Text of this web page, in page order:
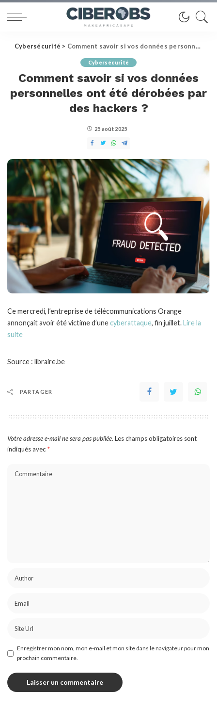
Cybersécurité > Comment savoir si vos données personnelles ont été dérobées par des hackers ?
Cybersécurité
Comment savoir si vos données
personnelles ont été dérobées par
des hackers ?
25 août 2025
Ce mercredi, l’entreprise de télécommunications Orange
annonçait avoir été victime d’unecyberattaque, fin juillet.Lire la
suite
Source : libraire.be
PARTAGER
Votre adresse e-mail ne sera pas publiée. Les champs obligatoires sont
indiqués avec *
Enregistrer mon nom, mon e-mail et mon site dans le navigateur pour mon
prochain commentaire.